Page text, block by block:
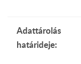
Adattárolás
határideje: